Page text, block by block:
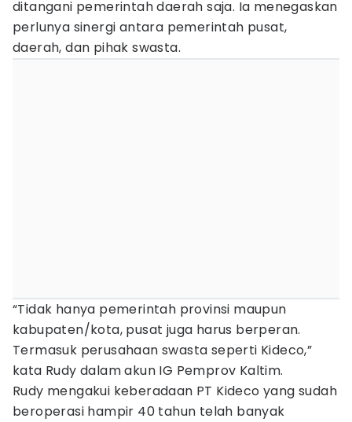
ditangani pemerintah daerah saja. Ia menegaskan
perlunya sinergi antara pemerintah pusat,
daerah, dan pihak swasta.
“Tidak hanya pemerintah provinsi maupun
kabupaten/kota, pusat juga harus berperan.
Termasuk perusahaan swasta seperti Kideco,”
kata Rudy dalam akun IG Pemprov Kaltim.
Rudy mengakui keberadaan PT Kideco yang sudah
beroperasi hampir 40 tahun telah banyak